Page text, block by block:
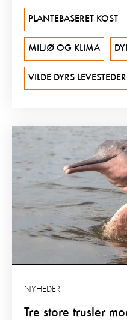
PLANTEBASERET KOST
MILJØ OG KLIMA
VILDE DYRS LEVESTEDER
Tre store trusler
NYHEDER